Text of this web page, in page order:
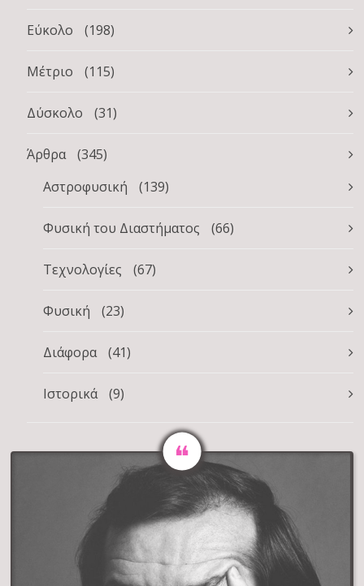
Εύκολο (198)
Μέτριο (115)
Δύσκολο (31)
Άρθρα
(345)
Αστροφυσική
(139)
Φυσική του Διαστήματος (66)
Τεχνολογίες (67)
Φυσική (23)
Διάφορα (41)
Ιστορικά (9)